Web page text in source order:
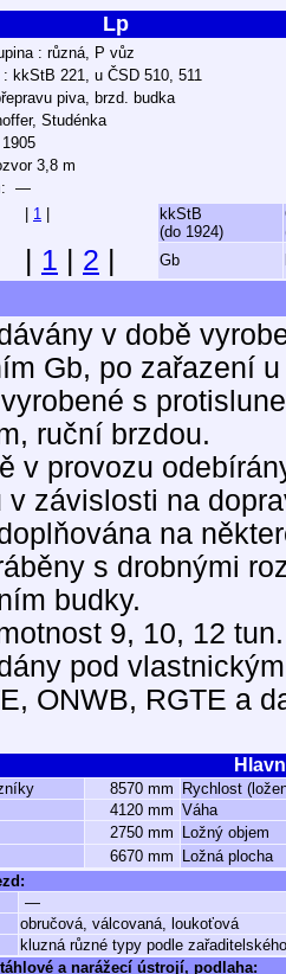
Lp
: různá, P vůz
kkStB 221, u ČSD 510, 511
piva, brzd. budka
Studénka
3,8 m
—
1
kkStB
(do 1924)
1 2 Gb
v době
Gb, po zařazení
s
ruční brzdou.
v provozu
v závislosti na
na
s drobnými
budky.
9, 10, 12 tun.
pod
ONWB, RGTE a
8570 mm
Rychlost
4120 mm Váha
2750 mm
Ložný objem
6670 mm
Ložná plocha
—
obručová, válcovaná, loukoťová
kluzná různé typy podle
a narážecí ústrojí, podlaha: